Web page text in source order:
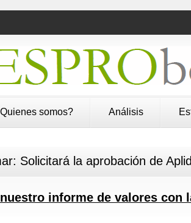
somos? Análisis
Solicitará la aprobación de
informe de valores con